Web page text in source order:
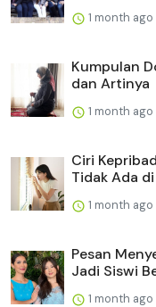
1 month ago
Kumpulan
dan Artinya
1 month ago
Ciri
Tidak Ada di
1 month ago
Pesan
Jadi Siswi
1 month ago